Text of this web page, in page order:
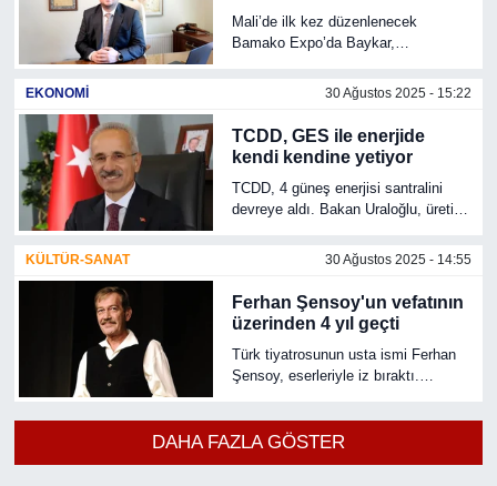
BAMEX’te
Mali’de ilk kez düzenlenecek
Bamako Expo’da Baykar,
Türk savunma şirketleri Afrika
ülkeleriyle buluşacak.
EKONOMİ 30 Ağustos 2025 - 15:22
TCDD, GES ile enerjide
kendi kendine yetiyor
TCDD, 4 güneş enerjisi santralini
devreye aldı. Bakan Uraloğlu, üretim
milyar lira gelir sağlanacağını
KÜLTÜR-SANAT 30 Ağustos 2025 - 14:55
Ferhan Şensoy'un vefatının
üzerinden 4 yıl geçti
Türk tiyatrosunun usta ismi Ferhan
Şensoy, eserleriyle iz bıraktı.
sanatçının hayatı ve kariyeri.
DAHA FAZLA GÖSTER